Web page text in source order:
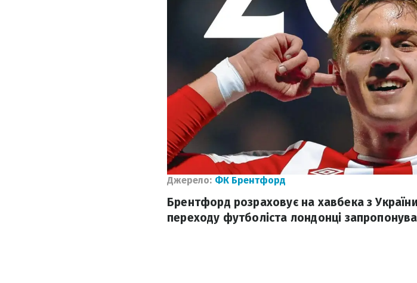
Джерело: ФК Брентфорд
Брентфорд розраховує на хавбека з
переходу футболіста лондонці